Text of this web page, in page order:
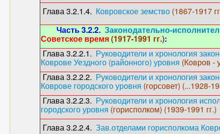
Глава 3.2.1.4. Ковровское земство (1867-1917
Часть 3.2.2. Законодательно-
Советское время(1917-1991 гг.):
Глава 3.2.2.1. Руководители и хронология
Коврове Уездного (районного) уровня (Ковров -
Глава 3.2.2.2. Руководители и хронология
Коврове городского уровня (горсовет) (...1928-
Глава 3.2.2.3. Руководители и хронология
городского уровня (горисполком) (1939-1991 гг.)
Глава 3.2.2.4. Зав.отделами горисполкома